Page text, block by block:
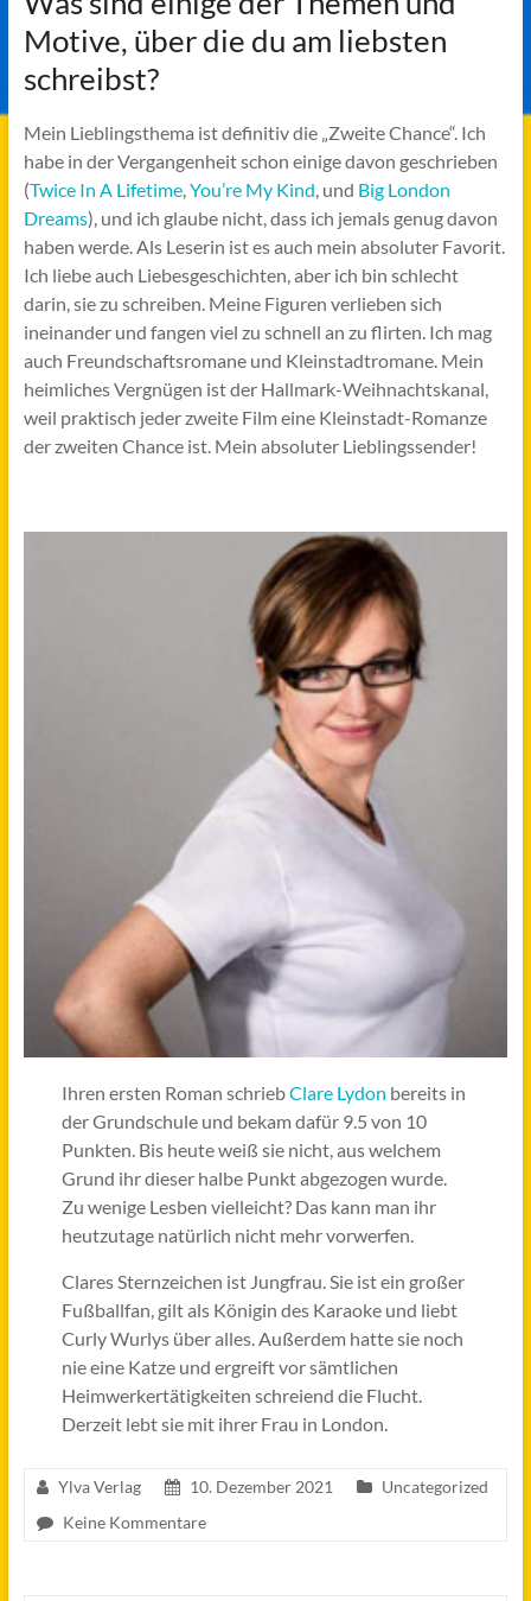
Motive, über die du am liebsten
schreibst?
Mein Lieblingsthema ist definitiv die „Zweite Chance“. Ich
habe in der Vergangenheit schon einige davon geschrieben
(Twice In A Lifetime, You’re My Kind , und Big London
Dreams), und ich glaube nicht, dass ich jemals genug davon
haben werde. Als Leserin ist es auch mein absoluter Favorit.
Ich liebe auch Liebesgeschichten, aber ich bin schlecht
darin, sie zu schreiben. Meine Figuren verlieben sich
ineinander und fangen viel zu schnell an zu flirten. Ich mag
auch Freundschaftsromane und Kleinstadtromane. Mein
heimliches Vergnügen ist der Hallmark-Weihnachtskanal,
weil praktisch jeder zweite Film eine Kleinstadt-Romanze
der zweiten Chance ist. Mein absoluter Lieblingssender!
Ihren ersten Roman schriebClare Lydon bereits in
der Grundschule und bekam dafür 9.5 von 10
Punkten. Bis heute weiß sie nicht, aus welchem
Grund ihr dieser halbe Punkt abgezogen wurde.
Zu wenige Lesben vielleicht? Das kann man ihr
heutzutage natürlich nicht mehr vorwerfen.
Clares Sternzeichen ist Jungfrau. Sie ist ein großer
Fußballfan, gilt als Königin des Karaoke und liebt
Curly Wurlys über alles. Außerdem hatte sie noch
nie eine Katze und ergreift vor sämtlichen
Heimwerkertätigkeiten schreiend die Flucht.
Derzeit lebt sie mit ihrer Frau in London.
Ylva Verlag 10. Dezember 2021
Uncategorized
Keine Kommentare